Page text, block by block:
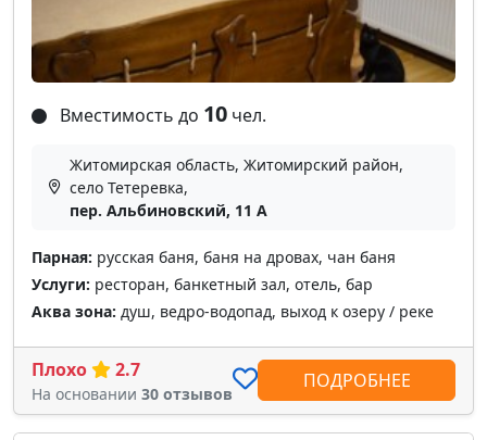
Вместимость до 10 чел.
Житомирская область, Житомирский район,
село Тетеревка,
пер. Альбиновский, 11 А
Парная: русская баня, баня на дровах, чан баня
Услуги: ресторан, банкетный зал, отель, бар
Аква зона: душ, ведро-водопад, выход к озеру / реке
Плохо 2.7
На основании 30 отзывов
ПОДРОБНЕЕ